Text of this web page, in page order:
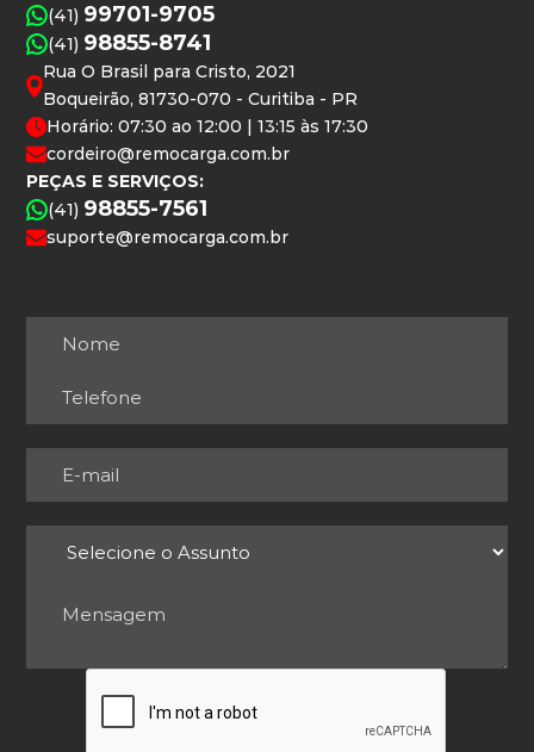
(41) 99701-9705
(41) 98855-8741
Rua O Brasil para Cristo, 2021
Boqueirão, 81730-070 - Curitiba - PR
Horário: 07:30 ao 12:00 | 13:15 às 17:30
cordeiro@remocarga.com.br
PEÇAS E SERVIÇOS:
(41) 98855-7561
suporte@remocarga.com.br